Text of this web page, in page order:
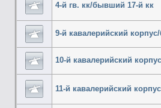
4-й гв. кк/бывший 17-й кк
9-й кавалерийский
10-й кавалерийский корпус
11-й кавалерийский корпус